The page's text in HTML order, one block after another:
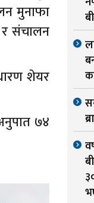
मुनाफा
संचालन
शेयर
७४